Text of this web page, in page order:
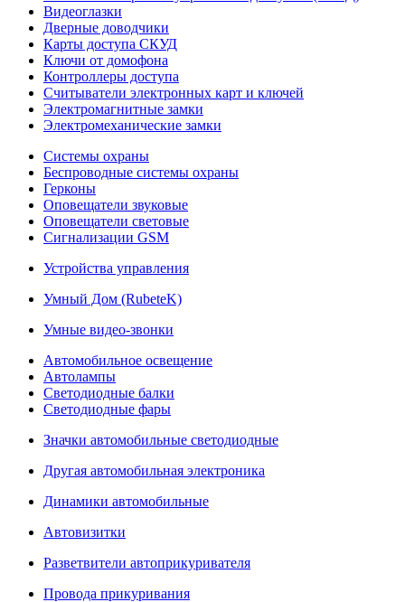
Видеоглазки
Дверные доводчики
Карты доступа СКУД
Ключи от домофона
Контроллеры доступа
Считыватели электронных карт и ключей
Электромагнитные замки
Электромеханические замки
Системы охраны
Беспроводные системы охраны
Герконы
Оповещатели звуковые
Оповещатели световые
Сигнализации GSM
Устройства управления
Умный Дом (RubeteK)
Умные видео-звонки
Автомобильное освещение
Автолампы
Светодиодные балки
Светодиодные фары
Значки автомобильные светодиодные
Другая автомобильная электроника
Динамики автомобильные
Автовизитки
Разветвители автоприкуривателя
Провода прикуривания